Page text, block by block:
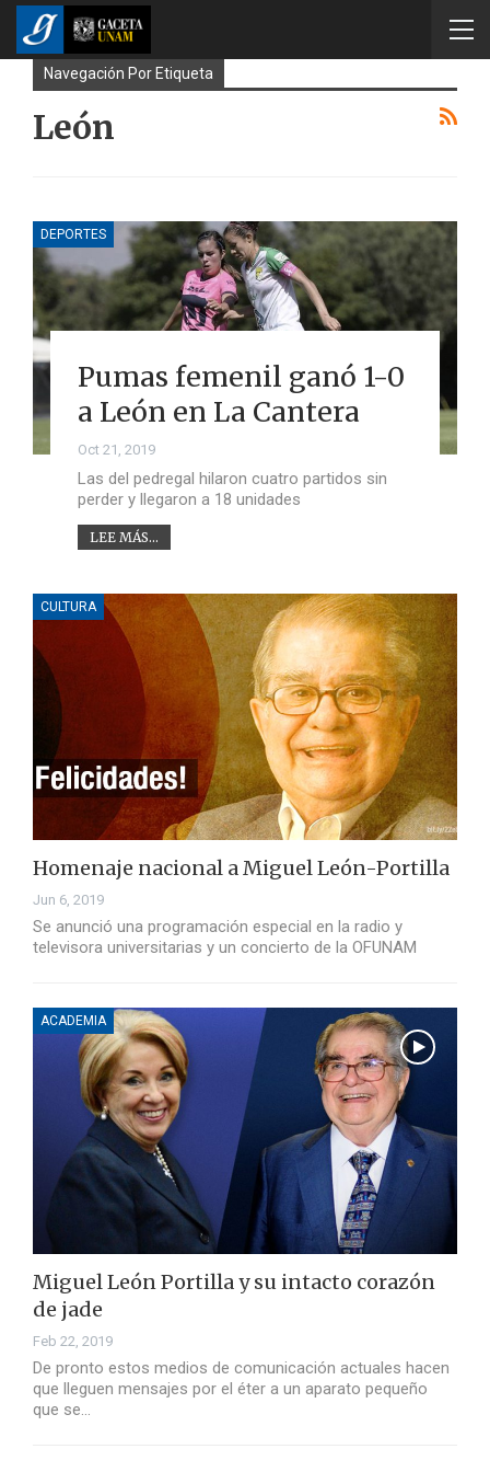
Navegación Por Etiqueta
León
DEPORTES
Pumas femenil ganó 1-0
a León en La Cantera
Oct 21, 2019
Las del pedregal hilaron cuatro partidos sin
perder y llegaron a 18 unidades
LEE MÁS...
CULTURA
Homenaje nacional a Miguel León-Portilla
Jun 6, 2019
Se anunció una programación especial en la radio y
televisora universitarias y un concierto de la OFUNAM
ACADEMIA
Miguel León Portilla y su intacto corazón
de jade
Feb 22, 2019
De pronto estos medios de comunicación actuales hacen
que lleguen mensajes por el éter a un aparato pequeño
que se…